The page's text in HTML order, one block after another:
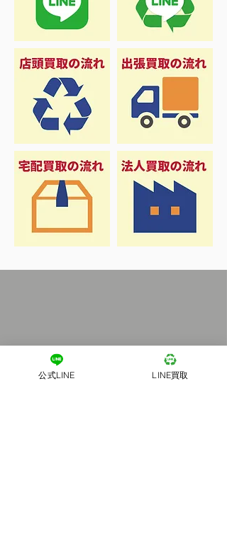
公式LINE LINE買取